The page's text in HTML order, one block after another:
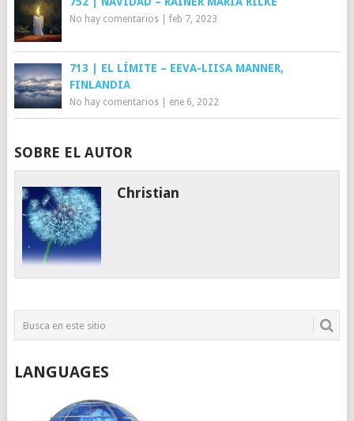
No hay comentarios| feb 7, 2023
713 | EL LÍMITE – EEVA-LIISA MANNER,
FINLANDIA
No hay comentarios| ene 6, 2022
SOBRE EL AUTOR
Christian
LANGUAGES